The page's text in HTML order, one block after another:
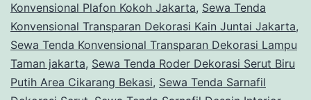
Konvensional Plafon Kokoh Jakarta, Sewa Tenda
Konvensional Transparan Dekorasi Kain Juntai Jakarta,
Sewa Tenda Konvensional Transparan Dekorasi Lampu
Taman jakarta, Sewa Tenda Roder Dekorasi Serut Biru
Putih Area Cikarang Bekasi, Sewa Tenda Sarnafil